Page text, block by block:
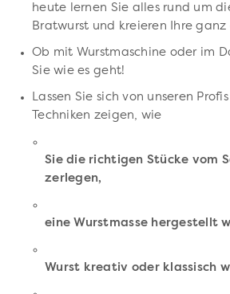
heute lernen Sie alles rund um
Bratwurst und kreieren Ihre ganz
Ob mit Wurstmaschine oder im
Sie wie es geht!
Lassen Sie sich von unseren
Techniken zeigen, wie
Sie die richtigen Stücke vom
zerlegen,
eine Wurstmasse hergestellt
Wurst kreativ oder klassisch